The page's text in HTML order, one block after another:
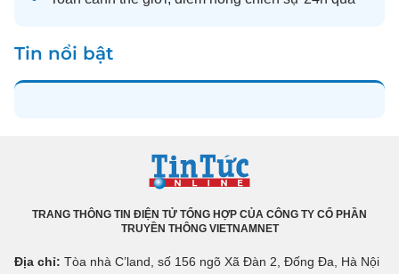
Tin nổi bật
TRANG THÔNG TIN ĐIỆN TỬ TỔNG HỢP CỦA CÔNG TY CỔ PHẦN
TRUYỀN THÔNG VIETNAMNET
Địa chỉ: Tòa nhà C’land, số 156 ngõ Xã Đàn 2, Đống Đa, Hà Nội